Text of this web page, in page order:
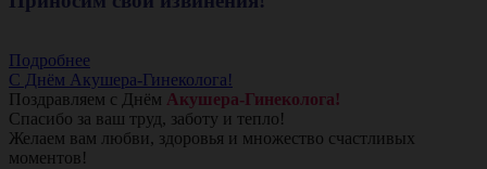
Подробнее
С Днём Акушера-Гинеколога!
Поздравляем с Днём Акушера-Гинеколога!
Спасибо за ваш труд, заботу и тепло!
Желаем вам любви, здоровья и множество счастливых
моментов!